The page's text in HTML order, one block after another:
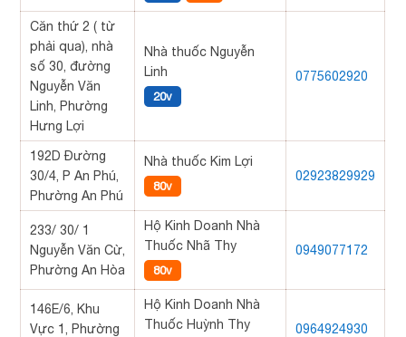
Căn thứ 2 ( từ
phải qua), nhà
số 30, đường
Nguyễn Văn
Linh, Phường
Hưng Lợi
Nhà thuốc Nguyễn
Linh
20v
0775602920
192D Đường
30/4, P An Phú,
Phường An Phú
Nhà thuốc Kim Lợi
80v
02923829929
233/ 30/ 1
Nguyễn Văn Cừ,
Phường An Hòa
Hộ Kinh Doanh Nhà
Thuốc Nhã Thy
80v
0949077172
146E/6, Khu
Vực 1, Phường
Hộ Kinh Doanh Nhà
Thuốc Huỳnh Thy
0964924930